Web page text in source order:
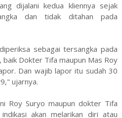
dijalani kedua kliennya sejak
dan tidak ditahan pada
sebagai tersangka pada
Dokter Tifa maupun Mas Roy
Dan wajib lapor itu sudah 30
ujarnya.
Roy Suryo maupun dokter Tifa
akan melarikan diri atau